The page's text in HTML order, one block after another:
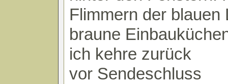
Flimmern der blauen
braune
ich kehre zurück
vor Sendeschluss